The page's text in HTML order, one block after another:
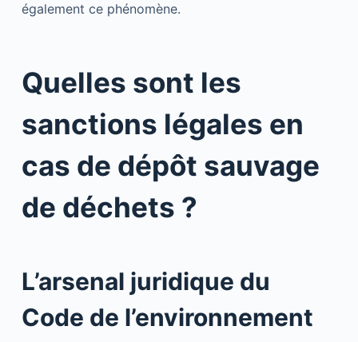
également ce phénomène.
Quelles sont les
sanctions légales en
cas de dépôt sauvage
de déchets ?
L’arsenal juridique du
Code de l’environnement